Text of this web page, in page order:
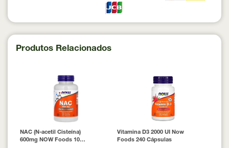
Produtos Relacionados
NAC (N-acetil Cisteína)
600mg NOW Foods 100
Vitamina D3 2000 UI Now
Foods 240 Cápsulas